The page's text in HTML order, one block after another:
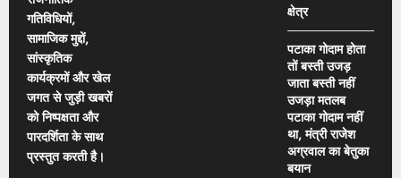
गतिविधियों,
सामाजिक मुद्दों,
सांस्कृतिक
कार्यक्रमों और खेल
जगत से जुड़ी खबरों
को निष्पक्षता और
पारदर्शिता के साथ
प्रस्तुत करती है।
क्षेत्र
पटाका गोदाम होता
तों बस्ती उजड़
जाता बस्ती नहीं
उजड़ा मतलब
पटाका गोदाम नहीं
था, मंत्री राजेश
अग्रवाल का बेतुका
बयान